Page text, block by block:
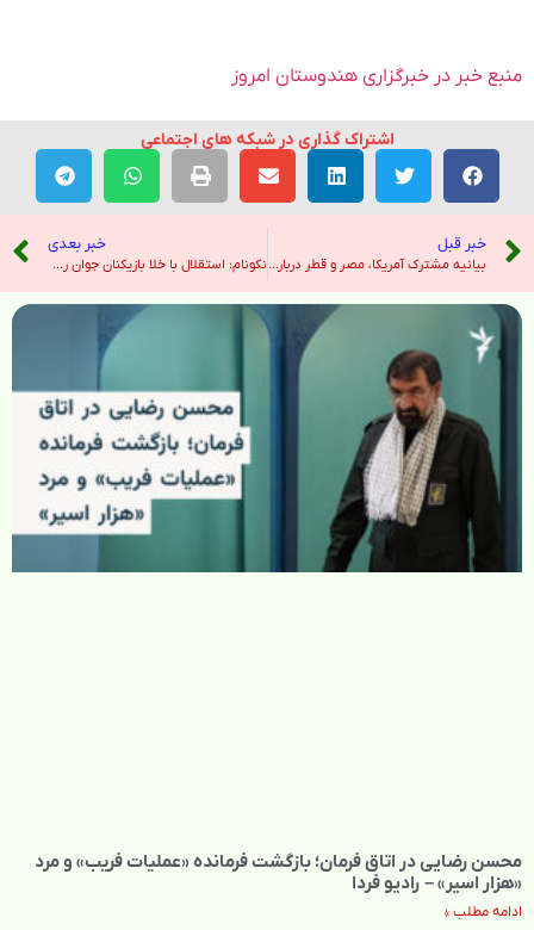
منبع خبر در خبرگزاری هندوستان امروز
اشتراک گذاری در شبکه های اجتماعی
خبر قبل
بیانیه مشترک آمریکا، مصر و قطر درباره مذاکرات آتش بس – خبرگزاری تسنیم
خبر بعدی
نکونام: استقلال با خلا بازیکنان جوان روبرو است – خبرگزاری ایرنا
محسن رضایی در اتاق فرمان؛ بازگشت فرمانده «عملیات فریب» و مرد
«هزار اسیر» – رادیو فردا
ادامه مطلب »